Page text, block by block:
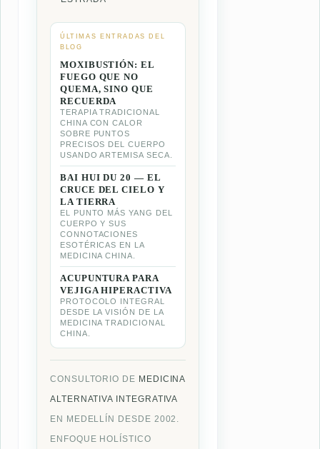
ÚLTIMAS ENTRADAS DEL
BLOG
MOXIBUSTIÓN: EL
FUEGO QUE NO
QUEMA, SINO QUE
RECUERDA
TERAPIA TRADICIONAL
CHINA CON CALOR
SOBRE PUNTOS
PRECISOS DEL CUERPO
USANDO ARTEMISA SECA.
BAI HUI DU 20 — EL
CRUCE DEL CIELO Y
LA TIERRA
EL PUNTO MÁS YANG DEL
CUERPO Y SUS
CONNOTACIONES
ESOTÉRICAS EN LA
MEDICINA CHINA.
ACUPUNTURA PARA
VEJIGA HIPERACTIVA
PROTOCOLO INTEGRAL
DESDE LA VISIÓN DE LA
MEDICINA TRADICIONAL
CHINA.
CONSULTORIO DE MEDICINA
ALTERNATIVA INTEGRATIVA
EN MEDELLÍN DESDE 2002.
ENFOQUE HOLÍSTICO